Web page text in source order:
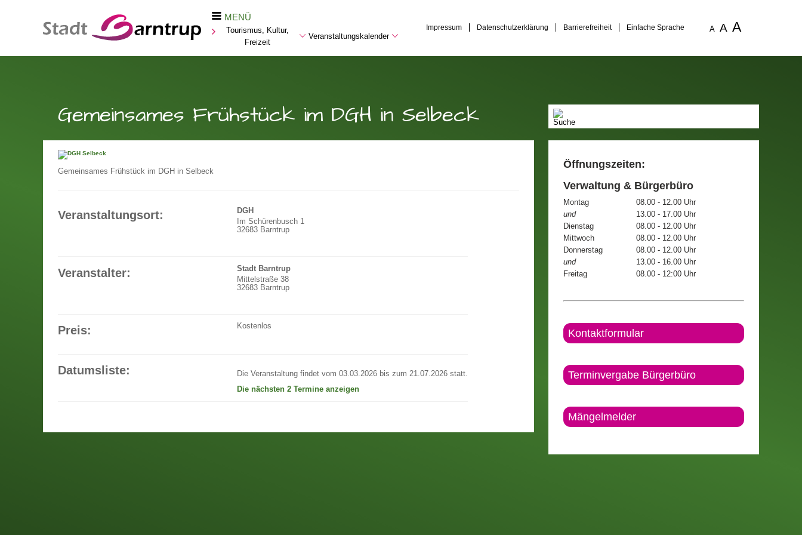
MENÜ
Tourismus, Kultur,
Freizeit
Veranstaltungskalender
Impressum Datenschutzerklärung Barrierefreiheit Einfache Sprache A A A
Gemeinsames Frühstück im DGH in Selbeck
Gemeinsames Frühstück im DGH in Selbeck
Veranstaltungsort:
DGH
Im Schürenbusch 1
32683 Barntrup
Veranstalter:
Stadt Barntrup
Mittelstraße 38
32683 Barntrup
Preis: Kostenlos
Datumsliste:
Die Veranstaltung findet vom 03.03.2026 bis zum 21.07.2026 statt.
Die nächsten 2 Termine anzeigen
Öffnungszeiten:
Verwaltung & Bürgerbüro
Montag
08.00 - 12.00 Uhr
und
13.00 - 17.00 Uhr
Dienstag
08.00 - 12.00 Uhr
Mittwoch
08.00 - 12.00 Uhr
Donnerstag
08.00 - 12.00 Uhr
und
13.00 - 16.00 Uhr
Freitag
08.00 - 12:00 Uhr
Kontaktformular
Terminvergabe Bürgerbüro
Mängelmelder